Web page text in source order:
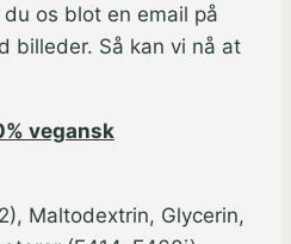
os blot en email på
billeder. Så kan vi nå at
vegansk
Maltodextrin, Glycerin,